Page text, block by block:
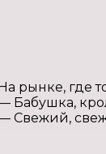
рынке, где
Бабушка,
Свежий,